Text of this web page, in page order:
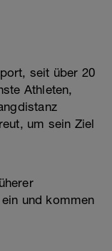
seit über 20
Athleten,
um sein Ziel
und kommen